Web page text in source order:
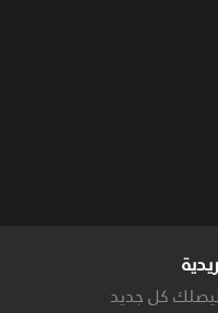
كل جديد